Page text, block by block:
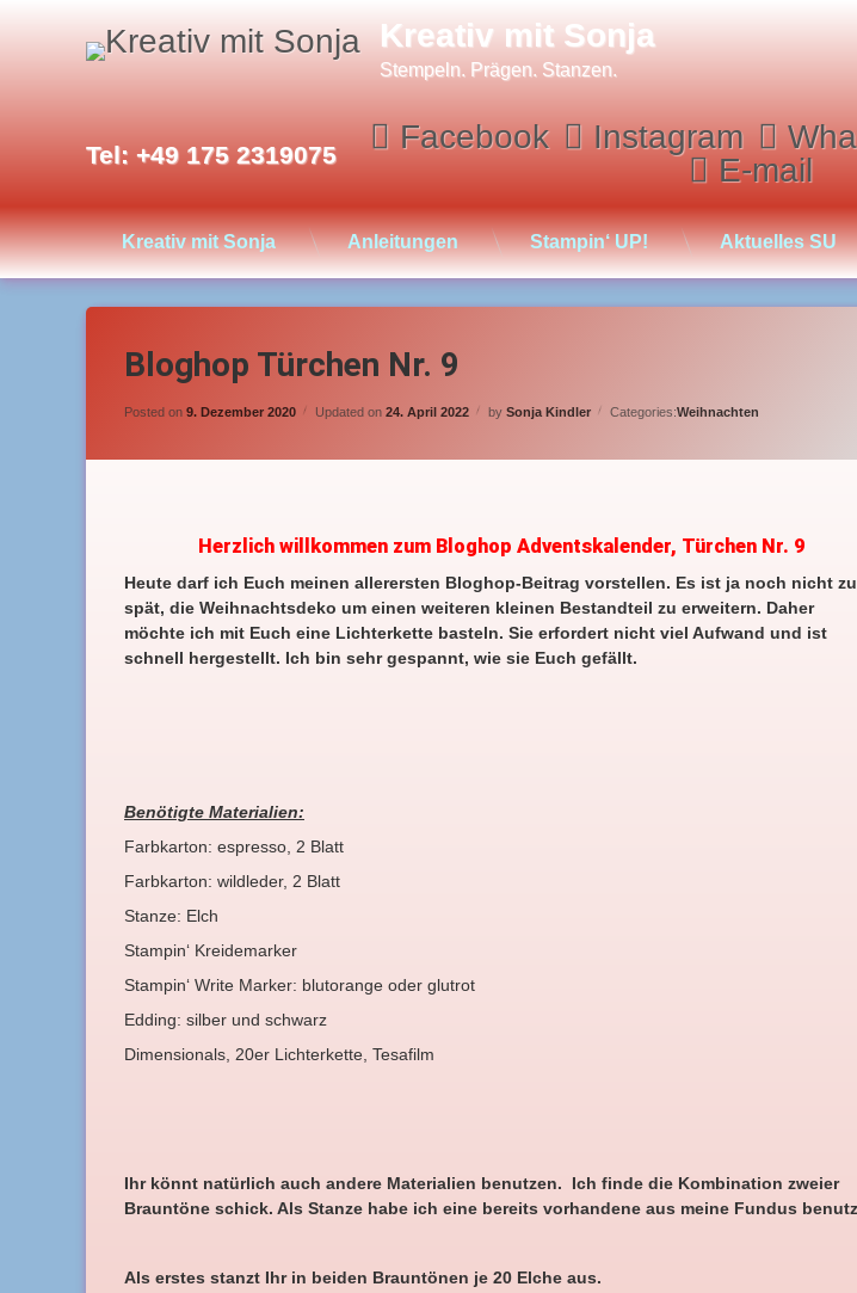
Kreativ mit Sonja
Stempeln. Prägen. Stanzen.
Tel: +49 175 2319075 Facebook Instagram
E-mail
Kreativ mit Sonja Anleitungen Stampin‘ UP! Aktuelles SU
Bloghop Türchen Nr. 9
Posted on 9. Dezember 2020 Updated on 24. April 2022 by Sonja Kindler Categories:Weihnachten
Herzlich willkommen zum Bloghop Adventskalender, Türchen Nr. 9
Heute darf ich Euch meinen allerersten Bloghop-Beitrag vorstellen. Es ist ja noch nicht zu
spät, die Weihnachtsdeko um einen weiteren kleinen Bestandteil zu erweitern. Daher
möchte ich mit Euch eine Lichterkette basteln. Sie erfordert nicht viel Aufwand und ist
schnell hergestellt. Ich bin sehr gespannt, wie sie Euch gefällt.
Benötigte Materialien:
Farbkarton: espresso, 2 Blatt
Farbkarton: wildleder, 2 Blatt
Stanze: Elch
Stampin‘ Kreidemarker
Stampin‘ Write Marker: blutorange oder glutrot
Edding: silber und schwarz
Dimensionals, 20er Lichterkette, Tesafilm
Ihr könnt natürlich auch andere Materialien benutzen. Ich finde die Kombination zweier
Brauntöne schick. Als Stanze habe ich eine bereits vorhandene aus meine Fundus
Als erstes stanzt Ihr in beiden Brauntönen je 20 Elche aus.